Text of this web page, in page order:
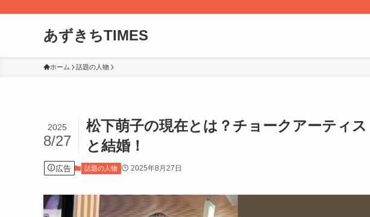
あずきちTIMES
ホーム 話題の人物
松下萌子の現在とは？チョークアーティ
と結婚！
2025
8/27
広告 話題の人物 2025年8月27日